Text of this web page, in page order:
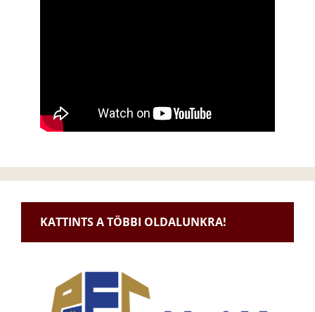
KATTINTS A TÖBBI OLDALUNKRA!